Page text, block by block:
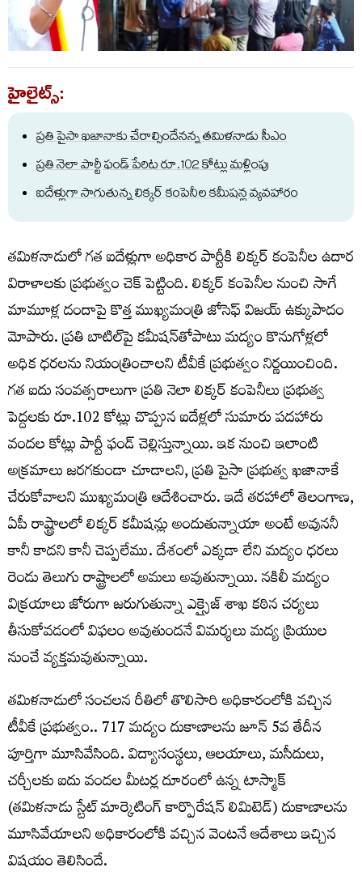
హైలైట్స్:
ప్రతి పైసా ఖజానాకు చేరాల్సిందేనన్న తమిళనాడు సీఎం
ప్రతి నెలా పార్టీ ఫండ్ పేరిట రూ.102 కోట్లు మళ్లింపు
ఐదేళ్లుగా సాగుతున్న లిక్కర్ కంపెనీల కమీషన్ల వ్యవహారం
తమిళనాడులో గత ఐదేళ్లుగా అధికార పార్టీకి లిక్కర్ కంపెనీల ఉదార
విరాళాలకు ప్రభుత్వం చెక్‌ పెట్టింది. లిక్కర్‌ కంపెనీల నుంచి సాగే
మామూళ్ల దందాపై కొత్త ముఖ్యమంత్రి జోసెఫ్ విజయ్ ఉక్కుపాదం
మోపారు. ప్రతి బాటిల్‌పై కమీషన్‌తోపాటు మద్యం కొనుగోళ్లలో
అధిక ధరలను నియంత్రించాలని టీవీకే ప్రభుత్వం నిర్ణయించింది.
గత ఐదు సంవత్సరాలుగా ప్రతి నెలా లిక్కర్ కంపెనీలు ప్రభుత్వ
పెద్దలకు రూ.102 కోట్లు చొప్పున ఐదేళ్లలో సుమారు పదహారు
వందల కోట్లు పార్టీ ఫండ్ చెల్లిస్తున్నాయి. ఇక నుంచి ఇలాంటి
అక్రమాలు జరగకుండా చూడాలని, ప్రతి పైసా ప్రభుత్వ ఖజానాకే
చేరుకోవాలని ముఖ్యమంత్రి ఆదేశించారు. ఇదే తరహాలో తెలంగాణ,
ఏపీ రాష్ట్రాలలో లిక్కర్ కమీషన్లు అందుతున్నాయా అంటే అవుననీ
కానీ కాదని కానీ చెప్పలేము. దేశంలో ఎక్కడా లేని మద్యం ధరలు
రెండు తెలుగు రాష్ట్రాలలో అమలు అవుతున్నాయి. నకిలీ మద్యం
విక్రయాలు జోరుగా జరుగుతున్నా ఎక్సైజ్ శాఖ కఠిన చర్యలు
తీసుకోవడంలో విఫలం అవుతుందనే విమర్శలు మద్య ప్రియుల
నుంచే వ్యక్తమవుతున్నాయి.
తమిళనాడులో సంచలన రీతిలో తొలిసారి అధికారంలోకి వచ్చిన
టీవీకే ప్రభుత్వం.. 717 మద్యం దుకాణాలను జూన్ 5వ తేదీన
పూర్తిగా మూసివేసింది. విద్యాసంస్థలు, ఆలయాలు, మసీదులు,
చర్చీలకు ఐదు వందల మీటర్ల దూరంలో ఉన్న టాస్మాక్
(తమిళనాడు స్టేట్ మార్కెటింగ్ కార్పొరేషన్ లిమిటెడ్) దుకాణాలను
మూసివేయాలని అధికారంలోకి వచ్చిన వెంటనే ఆదేశాలు ఇచ్చిన
విషయం తెలిసిందే.